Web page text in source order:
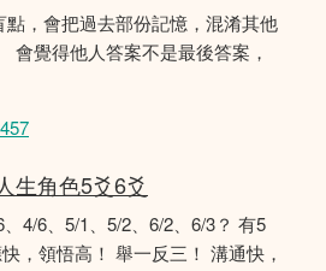
點，會把過去部份記憶，混淆其他
會覺得他人答案不是最後答案，
生角色5爻6爻
4/6、5/1、5/2、6/2、6/3？ 有5
，領悟高！ 舉一反三！ 溝通快，